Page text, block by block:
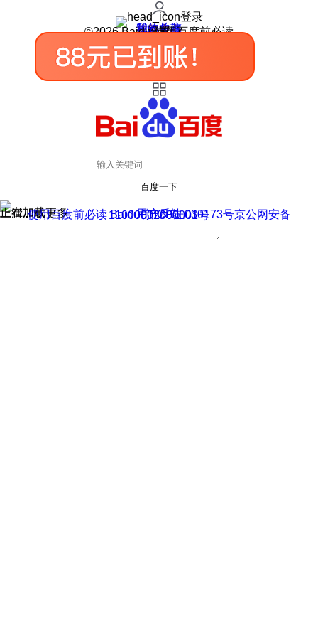
登录
我的关注
我的收藏
皮肤中心
用户反馈
设置
©2026 Baidu 使用百度前必读
百度一下
正在加载
上滑加载更多 用户反馈
使用百度前必读 Baidu 京ICP证030173号
京公网安备11000002000001号